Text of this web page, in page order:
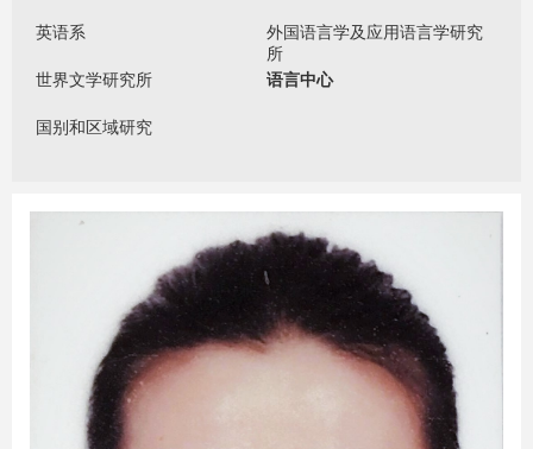
英语系
外国语言学及应用语言学研究
所
世界文学研究所
语言中心
国别和区域研究